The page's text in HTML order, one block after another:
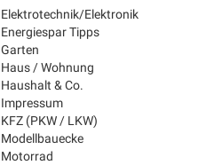
Elektrotechnik/Elektronik
Energiespar Tipps
Garten
Haus / Wohnung
Haushalt & Co.
Impressum
KFZ (PKW / LKW)
Modellbauecke
Motorrad